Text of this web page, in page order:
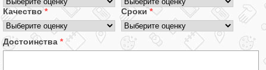
Качество* Сроки*
Достоинства *